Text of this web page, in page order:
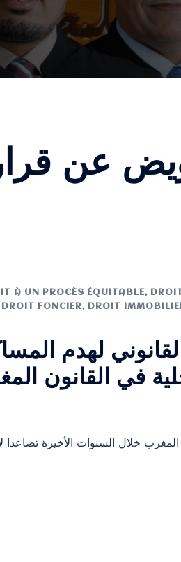
عن
À UN PROCÈS ÉQUITABLE,
DROIT FONCIER, DROIT
لهدم
في القانون
خلال السنوات الأخيرة تصاعدا